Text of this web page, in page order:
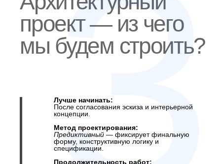
Инженерный проект
— чтобы дом
«дышал», светил и